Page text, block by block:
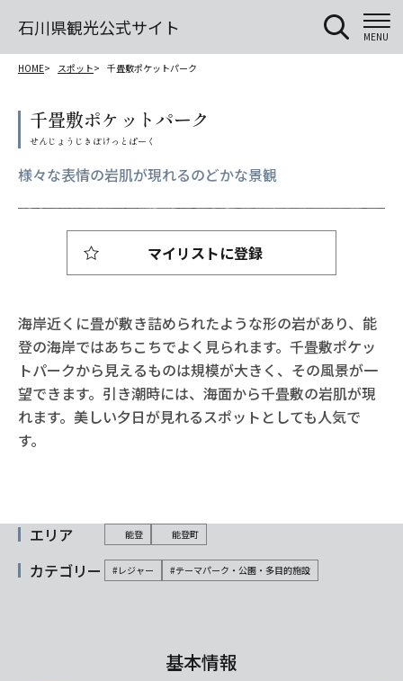
石川県観光公式サイト MENU
HOME スポット 千畳敷ポケットパーク
千畳敷ポケットパーク
様々な表情の岩肌が現れるのどかな景観
海岸近くに畳が敷き詰められたような形の岩があり、能
登の海岸ではあちこちでよく見られます。千畳敷ポケッ
トパークから見えるものは規模が大きく、その風景が一
望できます。引き潮時には、海面から千畳敷の岩肌が現
れます。美しい夕日が見れるスポットとしても人気で
す。
マイリストに登録
エリア 能登 能登町
カテゴリー #レジャー #テーマパーク・公園・多目的施設
基本情報